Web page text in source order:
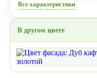
Все характеристики
В другом цвете